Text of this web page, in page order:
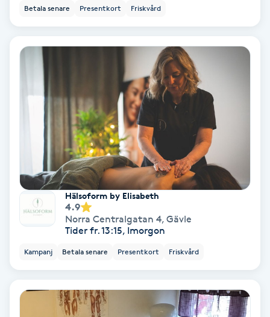
Hudföryngring
Huduppstramning
Hudvård
Hyaluronsyra
Hyperhidros
Hypnos
Hårborttagning
Hårbottenbehandling
Betala senare Presentkort Friskvård
Hälsoform by Elisabeth
4.9
Norra Centralgatan 4, Gävle
Tider fr. 13:15, Imorgon
Kampanj Betala senare Presentkort Friskvård